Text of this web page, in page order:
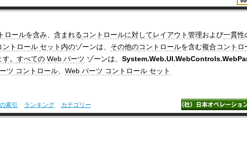
ロールを含み、 含まれるコントロールに対してレイアウト管理および一貫性
トロール セット 内のゾーンは、 その他のコントロールを含む複合コントロ
。 すべての Web パーツ ゾーンは、
ツ コントロール、 Web パーツ コントロール セット
索引 ランキング カテゴリー